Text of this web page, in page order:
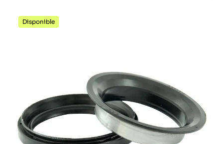
Disponible